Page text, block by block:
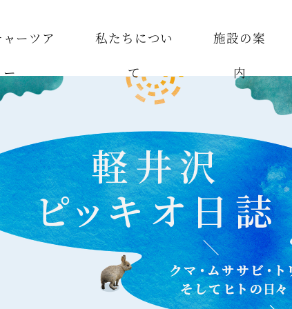
ーツア
ー
私たちについ
て
施設の案
内